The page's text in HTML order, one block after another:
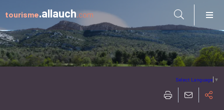
tourisme.allauch .com
Select Language ▼